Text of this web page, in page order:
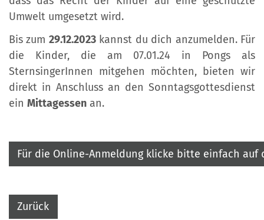
Umwelt umgesetzt wird.
Bis zum 29.12.2023kannst du dich anzumelden. Für
die Kinder, die am 07.01.24 in Pongs als
SternsingerInnen mitgehen möchten, bieten wir
direkt in Anschluss an den Sonntagsgottesdienst
ein Mittagessen an.
Für die Online-Anmeldung klicke bitte einfach
Zurück